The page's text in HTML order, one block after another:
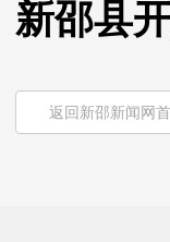
新邵县
返回新邵新闻网